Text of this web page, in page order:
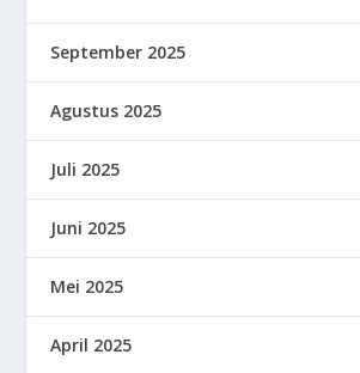
September 2025
Agustus 2025
Juli 2025
Juni 2025
Mei 2025
April 2025